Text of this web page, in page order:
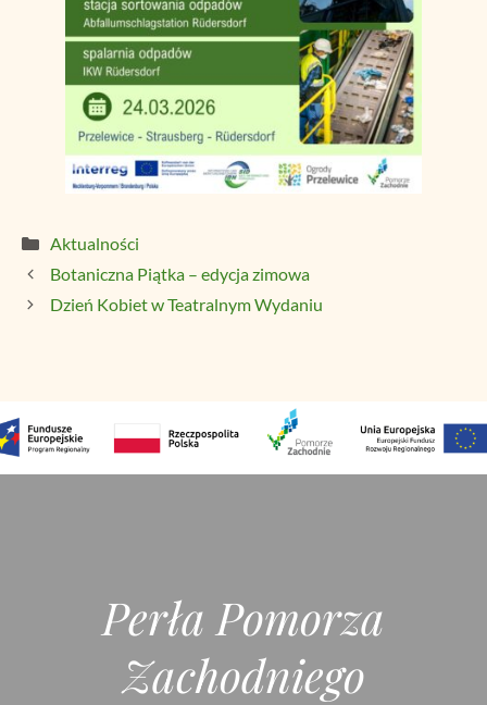
Kategorie
Aktualności
Botaniczna Piątka – edycja zimowa
Dzień Kobiet w Teatralnym Wydaniu
Perła Pomorza
Zachodniego